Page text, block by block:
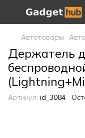
Автотовары
Держатель
Артикул: id_3084